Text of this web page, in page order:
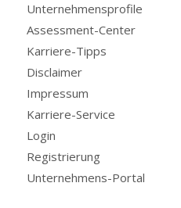
Unternehmensprofile
Assessment-Center
Karriere-Tipps
Disclaimer
Impressum
Karriere-Service
Login
Registrierung
Unternehmens-Portal